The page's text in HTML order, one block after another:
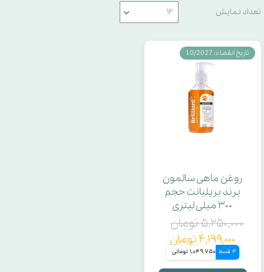
تعداد نمایش ۱۲
روغن ماهی سالمون
برند بریلیانت حجم
۳۰۰ میلی لیتری
۵,۲۵۰,۰۰۰ تومان
۴,۱۹۹,۰۰۰ تومان
4 قسط 1,049,750 تومانی
تاریخ انقضاء: 10/2027